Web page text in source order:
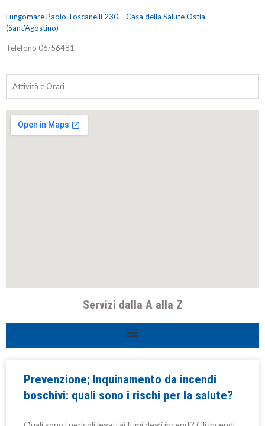
Lungomare Paolo Toscanelli 230 – Casa della Salute Ostia
(Sant’Agostino)
Telefono 06/56481
Attività e Orari
Servizi dalla A alla Z
Prevenzione; Inquinamento da incendi
boschivi: quali sono i rischi per la salute?